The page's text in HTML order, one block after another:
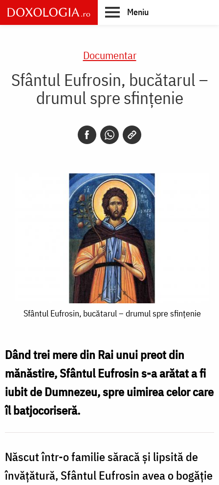
Skip
to
main
Meniu
Documentar
Sfântul Eufrosin, bucătarul –
drumul spre sfințenie
Sfântul
bucătarul
–
drumul
spre
sfințenie
Sfântul Eufrosin, bucătarul – drumul spre sfințenie
Dând trei mere din Rai unui preot din
mănăstire, Sfântul Eufrosin s-a arătat a fi
iubit de Dumnezeu, spre uimirea celor care
îl batjocoriseră.
Născut într-o familie săracă și lipsită de
învățătură, Sfântul Eufrosin avea o bogăție